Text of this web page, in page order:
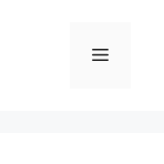
Menu